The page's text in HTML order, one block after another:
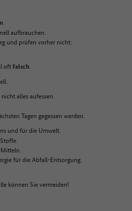
.
aufbrauchen.
und prüfen vorher nicht:
oftfalsch.
alles aufessen.
Tagen gegessen werden.
und für die Umwelt.
für die Abfall-Entsorgung.
können Sie vermeiden!